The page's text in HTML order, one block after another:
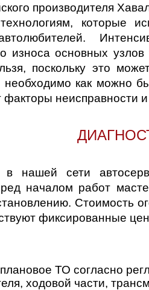
производителя
которые
износа основных
поскольку это
необходимо как можно
неисправности
нашей сети
началом работ
Стоимость
фиксированные
ТО согласно
ходовой части,